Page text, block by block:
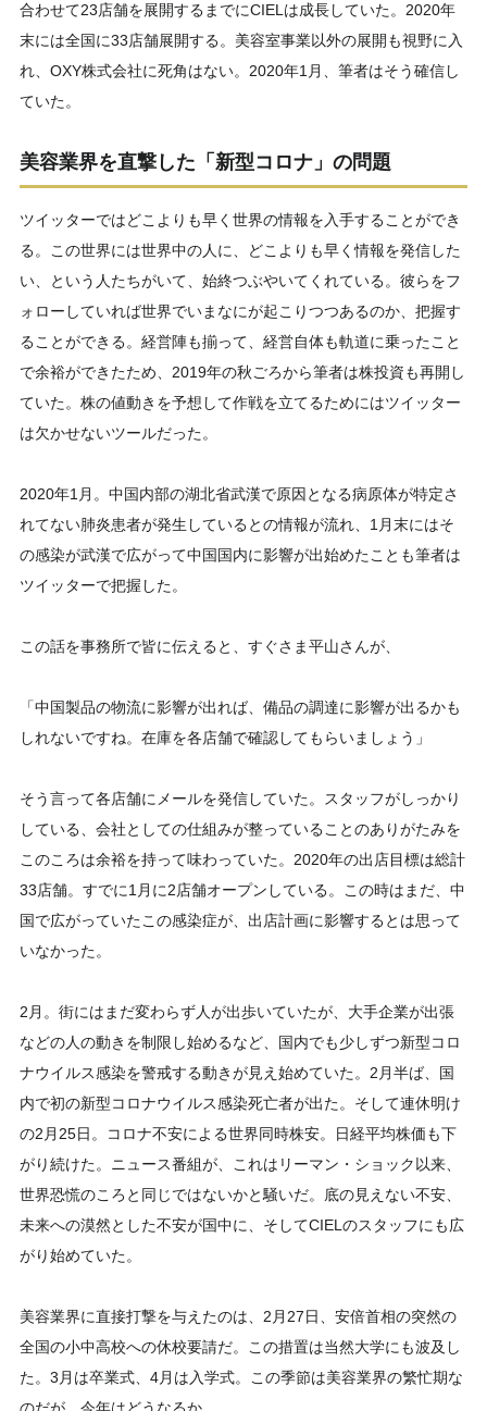
合わせて23店舗を展開するまでにCIELは成長していた。2020年
末には全国に33店舗展開する。美容室事業以外の展開も視野に入
れ、OXY株式会社に死角はない。2020年1月、筆者はそう確信し
ていた。
美容業界を直撃した「新型コロナ」の問題
ツイッターではどこよりも早く世界の情報を入手することができ
る。この世界には世界中の人に、どこよりも早く情報を発信した
い、という人たちがいて、始終つぶやいてくれている。彼らをフ
ォローしていれば世界でいまなにが起こりつつあるのか、把握す
ることができる。経営陣も揃って、経営自体も軌道に乗ったこと
で余裕ができたため、2019年の秋ごろから筆者は株投資も再開し
ていた。株の値動きを予想して作戦を立てるためにはツイッター
は欠かせないツールだった。
2020年1月。中国内部の湖北省武漢で原因となる病原体が特定さ
れてない肺炎患者が発生しているとの情報が流れ、1月末にはそ
の感染が武漢で広がって中国国内に影響が出始めたことも筆者は
ツイッターで把握した。
この話を事務所で皆に伝えると、すぐさま平山さんが、
「中国製品の物流に影響が出れば、備品の調達に影響が出るかも
しれないですね。在庫を各店舗で確認してもらいましょう」
そう言って各店舗にメールを発信していた。スタッフがしっかり
している、会社としての仕組みが整っていることのありがたみを
このころは余裕を持って味わっていた。2020年の出店目標は総計
33店舗。すでに1月に2店舗オープンしている。この時はまだ、中
国で広がっていたこの感染症が、出店計画に影響するとは思って
いなかった。
2月。街にはまだ変わらず人が出歩いていたが、大手企業が出張
などの人の動きを制限し始めるなど、国内でも少しずつ新型コロ
ナウイルス感染を警戒する動きが見え始めていた。2月半ば、国
内で初の新型コロナウイルス感染死亡者が出た。そして連休明け
の2月25日。コロナ不安による世界同時株安。日経平均株価も下
がり続けた。ニュース番組が、これはリーマン・ショック以来、
世界恐慌のころと同じではないかと騒いだ。底の見えない不安、
未来への漠然とした不安が国中に、そしてCIELのスタッフにも広
がり始めていた。
美容業界に直接打撃を与えたのは、2月27日、安倍首相の突然の
全国の小中高校への休校要請だ。この措置は当然大学にも波及し
た。3月は卒業式、4月は入学式。この季節は美容業界の繁忙期な